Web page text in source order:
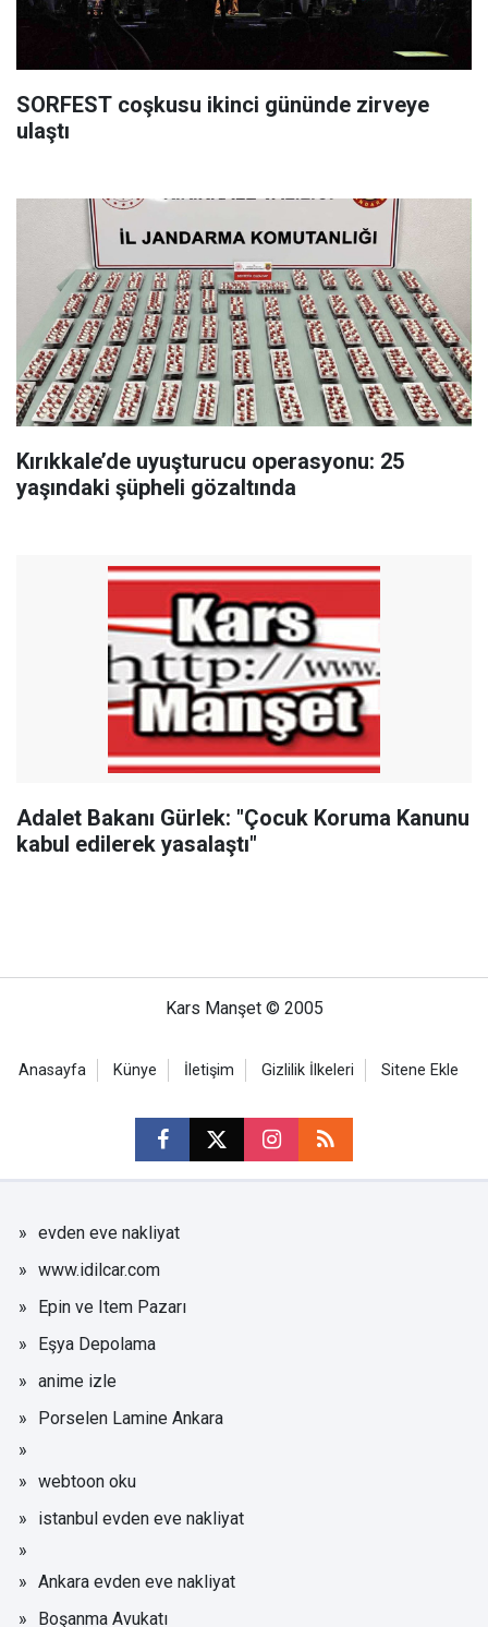
SORFEST coşkusu ikinci gününde zirveye
ulaştı
Kırıkkale’de uyuşturucu operasyonu: 25
yaşındaki şüpheli gözaltında
Adalet Bakanı Gürlek: "Çocuk Koruma Kanunu
kabul edilerek yasalaştı"
Kars Manşet © 2005
Anasayfa Künye İletişim Gizlilik İlkeleri Sitene Ekle
evden eve nakliyat
www.idilcar.com
Epin ve Item Pazarı
Eşya Depolama
anime izle
Porselen Lamine Ankara
webtoon oku
istanbul evden eve nakliyat
Ankara evden eve nakliyat
Boşanma Avukatı